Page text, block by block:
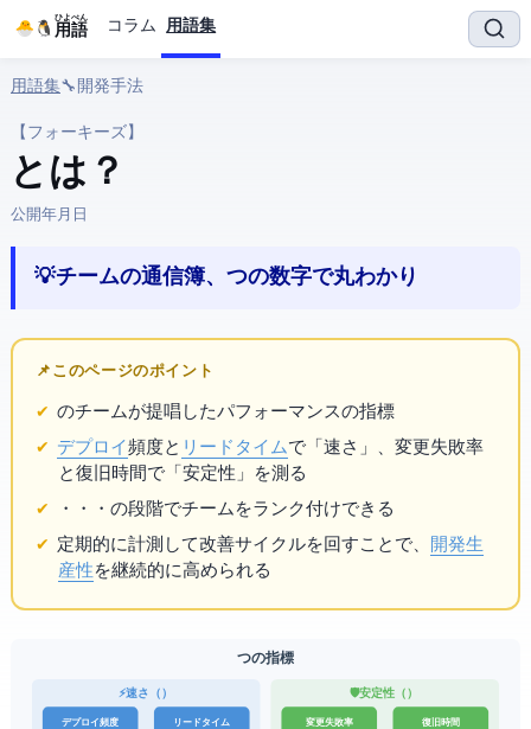
IT用語
ひよぺん コラム 用語集
用語集› 🔧 開発手法 › Four Keys
【フォーキーズ】
Four Keys とは？
公開:2026年3月25日
💡 チームの通信簿、4つの数字で丸わかり
📌 このページのポイント
の DORA チームが提唱したパフォーマンスの4指標
デプロイ頻度と リードタイムで「速さ」、変更失敗率
と復旧時間で「安定性」を測る
Elite・High・Medium・Low の4段階でチームをランク付けできる
定期的に計測して改善サイクルを回すことで、
開発生
産性を継続的に高められる
Four Keys — 4つの指標
⚡ 速さ（Velocity）
デプロイ頻度 リードタイム
🛡 安定性（Stability）
変更失敗率 復旧時間